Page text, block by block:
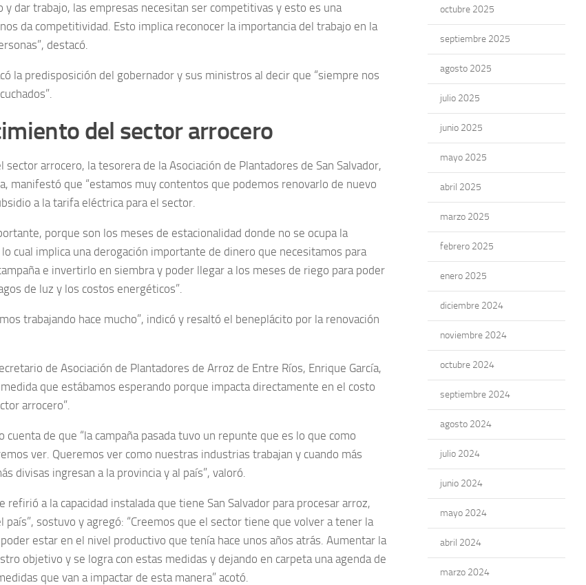
y dar trabajo, las empresas necesitan ser competitivas y esto es una
da competitividad. Esto implica reconocer la importancia del trabajo en la
destacó.
la predisposición del gobernador y sus ministros al decir que “siempre nos
del sector arrocero
sector arrocero, la tesorera de la Asociación de Plantadores de San Salvador,
manifestó que “estamos muy contentos que podemos renovarlo de nuevo
a la tarifa eléctrica para el sector.
porque son los meses de estacionalidad donde no se ocupa la
cual implica una derogación importante de dinero que necesitamos para
e invertirlo en siembra y poder llegar a los meses de riego para poder
de luz y los costos energéticos”.
trabajando hace mucho”, indicó y resaltó el beneplácito por la renovación
de Asociación de Plantadores de Arroz de Entre Ríos, Enrique García,
que estábamos esperando porque impacta directamente en el costo
arrocero”.
cuenta de que “la campaña pasada tuvo un repunte que es lo que como
ver. Queremos ver como nuestras industrias trabajan y cuando más
divisas ingresan a la provincia y al país”, valoró.
refirió a la capacidad instalada que tiene San Salvador para procesar arroz,
país”, sostuvo y agregó: “Creemos que el sector tiene que volver a tener la
estar en el nivel productivo que tenía hace unos años atrás. Aumentar la
objetivo y se logra con estas medidas y dejando en carpeta una agenda de
que van a impactar de esta manera” acotó.
octubre 2025
septiembre 2025
agosto 2025
julio 2025
junio 2025
mayo 2025
abril 2025
marzo 2025
febrero 2025
enero 2025
diciembre 2024
noviembre 2024
octubre 2024
septiembre 2024
agosto 2024
julio 2024
junio 2024
mayo 2024
abril 2024
marzo 2024